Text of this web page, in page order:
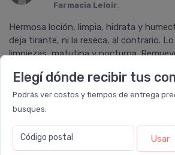
Elegí dónde recibir tus
Podrás ver costos y tiempos de entrega
busques.
Código postal Usar
Farmacia Leloir.
Hermosa loción, limpia, hidrata y
deja tirante, ni la reseca, al contrario.
limpiezas, matutina y nocturna.
ESTERcalificó con5 estrellasel
Farmacia Leloir